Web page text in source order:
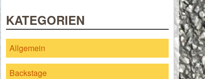
KATEGORIEN
Allgemein
Backstage